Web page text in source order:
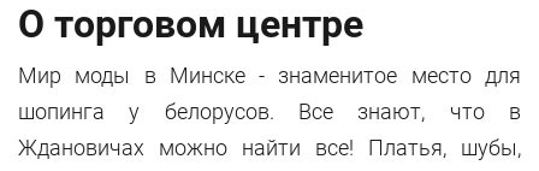
О торговом центре
Мир моды в Минске - знаменитое место для
шопинга у белорусов. Все знают, что в
Ждановичах можно найти все! Платья, шубы,